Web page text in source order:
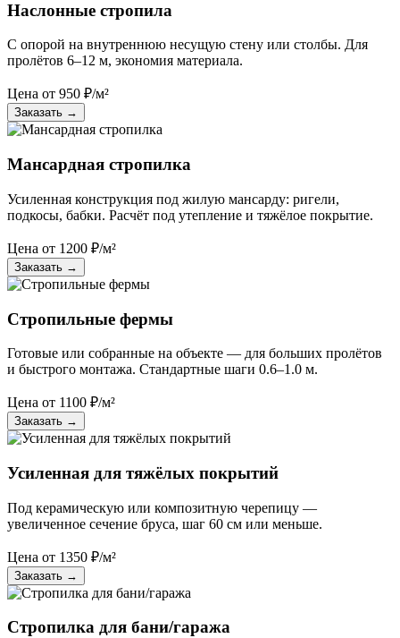
Наслонные стропила
С опорой на внутреннюю несущую стену или столбы. Для
пролётов 6–12 м, экономия материала.
Цена от 950 ₽/м²
Заказать →
Мансардная стропилка
Усиленная конструкция под жилую мансарду: ригели,
подкосы, бабки. Расчёт под утепление и тяжёлое покрытие.
Цена от 1200 ₽/м²
Заказать →
Стропильные фермы
Готовые или собранные на объекте — для больших пролётов
и быстрого монтажа. Стандартные шаги 0.6–1.0 м.
Цена от 1100 ₽/м²
Заказать →
Усиленная для тяжёлых покрытий
Под керамическую или композитную черепицу —
увеличенное сечение бруса, шаг 60 см или меньше.
Цена от 1350 ₽/м²
Заказать →
Стропилка для бани/гаража